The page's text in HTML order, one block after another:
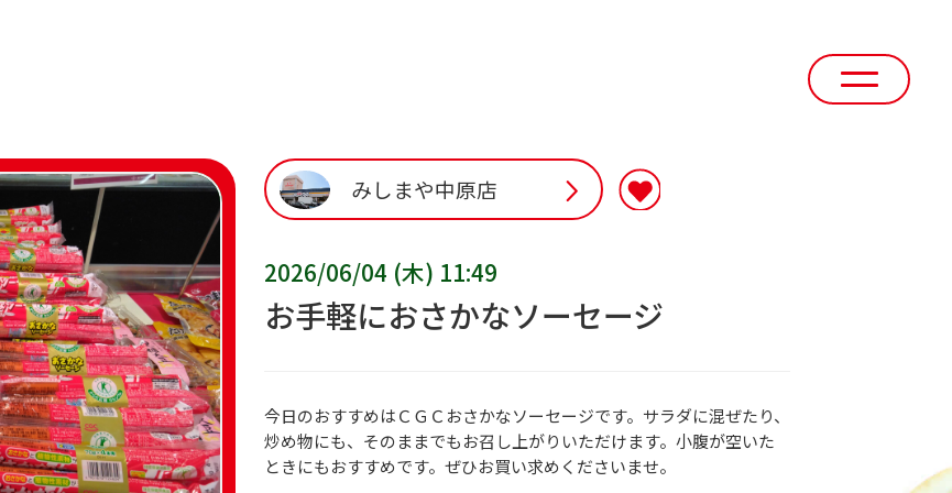
みしまや中原店
2026/06/04 (木) 11:49
お手軽におさかなソーセージ
今日のおすすめはＣＧＣおさかなソーセージです。サラダに混ぜたり、
炒め物にも、そのままでもお召し上がりいただけます。小腹が空いた
ときにもおすすめです。ぜひお買い求めくださいませ。